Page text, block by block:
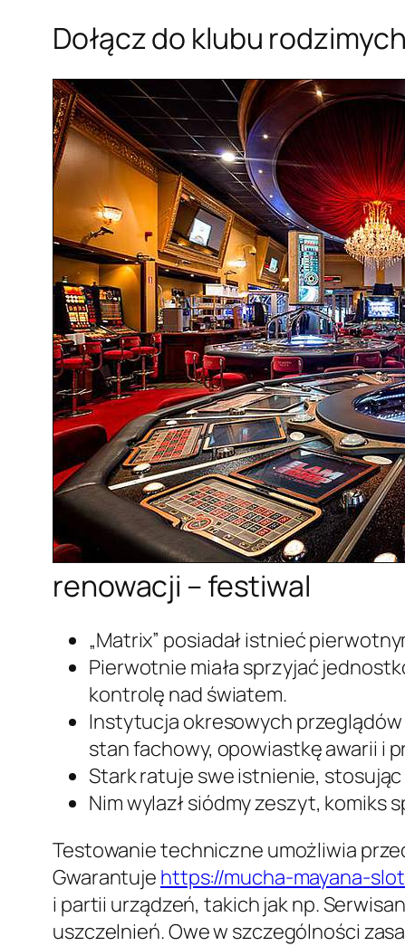
Dołącz do klubu
renowacji – festiwal
„Matrix” posiadał istnieć
Pierwotnie miała sprzyjać
kontrolę nad światem.
Instytucja okresowych
stan fachowy, opowiastkę awarii i
Stark ratuje swe istnienie,
Nim wylazł siódmy zeszyt, komiks
Testowanie techniczne umożliwia
Gwarantuje https://mucha-mayana-
i partii urządzeń, takich jak np.
uszczelnień. Owe w szczególności